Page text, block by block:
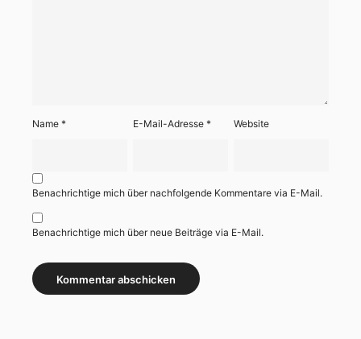
Name * E-Mail-Adresse* Website
Benachrichtige mich über nachfolgende Kommentare via E-Mail.
Benachrichtige mich über neue Beiträge via E-Mail.